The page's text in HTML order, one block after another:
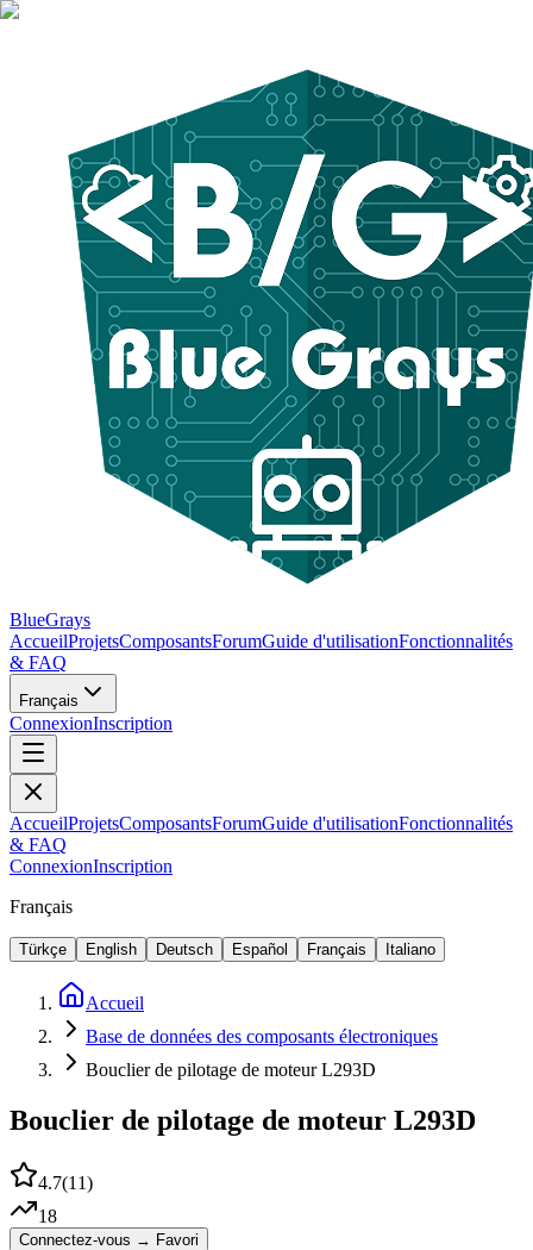
BlueGrays
AccueilProjetsComposantsForumGuide d'utilisationFonctionnalités
& FAQ
Français
ConnexionInscription
AccueilProjetsComposantsForumGuide d'utilisationFonctionnalités
& FAQ
ConnexionInscription
Français
Türkçe English Deutsch Español Français Italiano
Accueil
Base de données des composants électroniques
Bouclier de pilotage de moteur L293D
Bouclier de pilotage de moteur L293D
4.7(11)
18
Connectez-vous → Favori